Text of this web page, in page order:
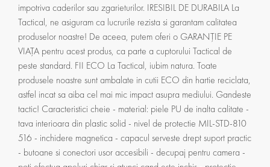
impotriva caderilor sau zgarieturilor. IRESIBIL DE DURABILA La
Tactical, ne asiguram ca lucrurile rezista si garantam calitatea
produselor noastre! De aceea, putem oferi o GARANȚIE PE
VIAȚA pentru acest produs, ca parte a cuptorului Tactical de
peste standard. FII ECO La Tactical, iubim natura. Toate
produsele noastre sunt ambalate in cutii ECO din hartie reciclata,
astfel incat sa aiba cel mai mic impact asupra mediului. Gandeste
tactic! Caracteristici cheie - material: piele PU de inalta calitate -
tava interioara din plastic solid - nivel de protectie MIL-STD-810
516 - inchidere magnetica - capacul serveste drept suport practic
- butoane si conectori usor accesibili - decupaj pentru camera -